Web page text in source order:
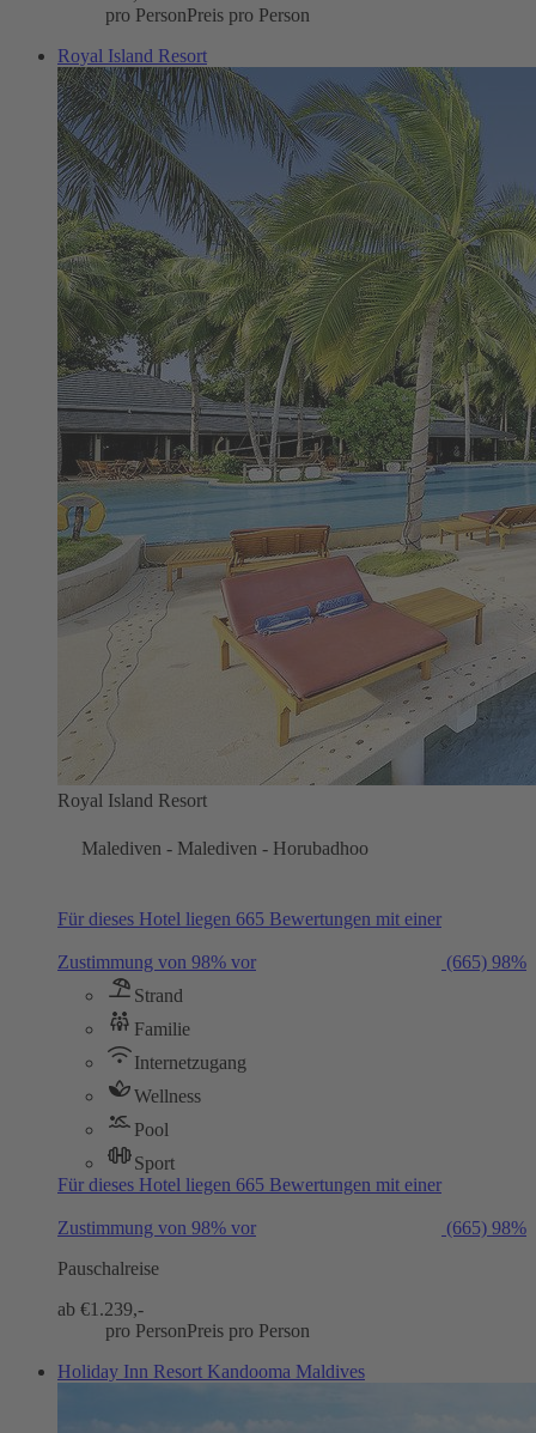
pro PersonPreis pro Person
Royal Island Resort
Royal Island Resort
Malediven - Malediven - Horubadhoo
Für dieses Hotel liegen 665 Bewertungen mit einer
Zustimmung von 98% vor (665) 98%
Strand
Familie
Internetzugang
Wellness
Pool
Sport
Für dieses Hotel liegen 665 Bewertungen mit einer
Zustimmung von 98% vor (665) 98%
Pauschalreise
ab €1.239,-
pro PersonPreis pro Person
Holiday Inn Resort Kandooma Maldives